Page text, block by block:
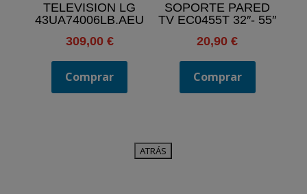
TELEVISION LG
43UA74006LB.AEU
309,00 €
Comprar
SOPORTE PARED
TV EC0455T 32″- 55″
20,90€
Comprar